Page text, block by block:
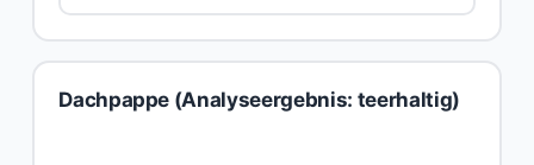
Dachpappe (Analyseergebnis: teerhaltig)